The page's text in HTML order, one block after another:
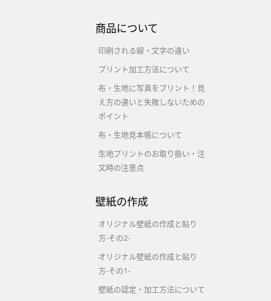
商品について
印刷される線・文字の違い
プリント加工方法について
布・生地に写真をプリント！見
え方の違いと失敗しないための
ポイント
布・生地見本帳について
生地プリントのお取り扱い・注
文時の注意点
壁紙の作成
オリジナル壁紙の作成と貼り
方-その2-
オリジナル壁紙の作成と貼り
方-その1-
壁紙の認定・加工方法について